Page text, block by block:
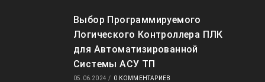
Выбор Программируемого
Логического Контроллера ПЛК
для Автоматизированной
Системы АСУ ТП
05.06.2024 / 0 КОММЕНТАРИЕВ